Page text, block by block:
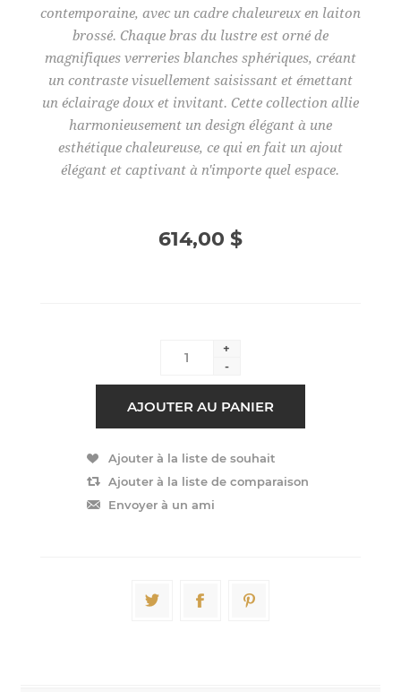
contemporaine, avec un cadre chaleureux en laiton
brossé. Chaque bras du lustre est orné de
magnifiques verreries blanches sphériques, créant
un contraste visuellement saisissant et émettant
un éclairage doux et invitant. Cette collection allie
harmonieusement un design élégant à une
esthétique chaleureuse, ce qui en fait un ajout
élégant et captivant à n'importe quel espace.
614,00 $
+
-